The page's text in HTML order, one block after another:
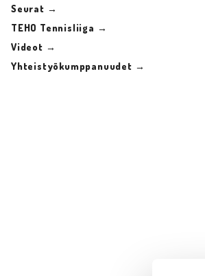
Seurat →
TEHO Tennisliiga →
Videot →
Yhteistyökumppanuudet →